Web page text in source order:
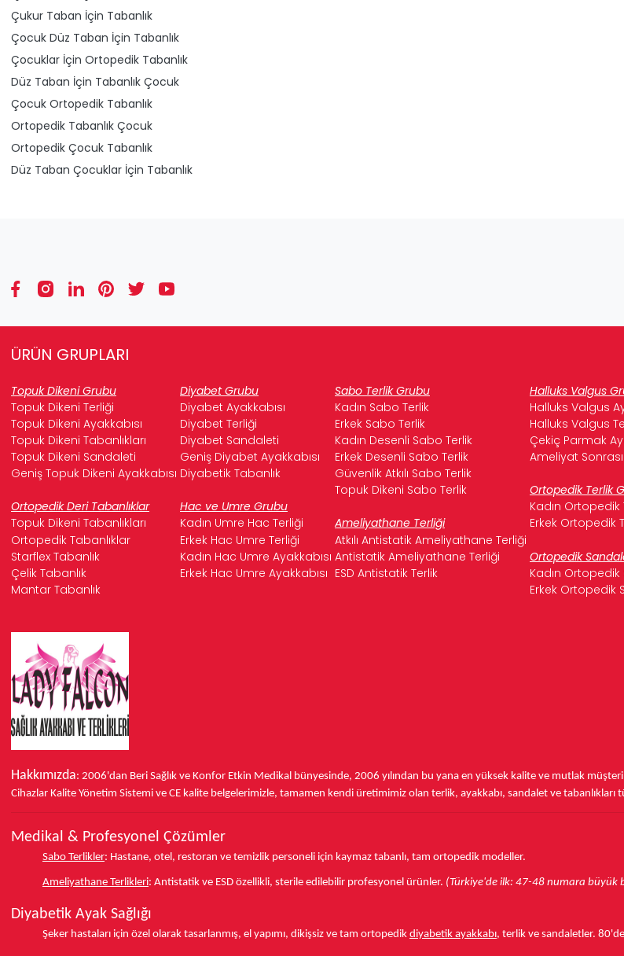
Çukur Taban İçin Tabanlık
Çocuk Düz Taban İçin Tabanlık
Çocuklar İçin Ortopedik Tabanlık
Düz Taban İçin Tabanlık Çocuk
Çocuk Ortopedik Tabanlık
Ortopedik Tabanlık Çocuk
Ortopedik Çocuk Tabanlık
Düz Taban Çocuklar İçin Tabanlık
ÜRÜN GRUPLARI
Topuk Dikeni Grubu Diyabet Grubu Sabo Terlik Grubu Halluks Valgus
Topuk Dikeni Terliği
Diyabet Ayakkabısı Kadın Sabo Terlik Halluks Valgus
Topuk Dikeni Ayakkabısı
Diyabet Terliği Erkek Sabo Terlik Halluks Valgus
Topuk Dikeni Tabanlıkları
Diyabet Sandaleti Kadın Desenli Sabo Terlik Çekiç Parmak
Topuk Dikeni Sandaleti
Geniş Diyabet Ayakkabısı Erkek Desenli Sabo Terlik Ameliyat Sonrası
Geniş Topuk Dikeni Ayakkabısı Diyabetik Tabanlık Güvenlik Atkılı Sabo Terlik
Topuk Dikeni Sabo Terlik
Ortopedik Terlik
Ortopedik Deri Tabanlıklar
Hac ve Umre Grubu Kadın Ortopedik
Topuk Dikeni Tabanlıkları
Kadın Umre Hac Terliği Ameliyathane Terliği Erkek Ortopedik
Ortopedik Tabanlıklar
Erkek Hac Umre Terliği Atkılı Antistatik Ameliyathane Terliği
Starflex Tabanlık
Kadın Hac Umre Ayakkabısı Antistatik Ameliyathane Terliği Ortopedik
Çelik Tabanlık
Erkek Hac Umre Ayakkabısı ESD Antistatik Terlik Kadın
Mantar Tabanlık
Erkek Ortopedik
Hakkımızda: 2006'dan Beri Sağlık ve Konfor Etkin Medikal bünyesinde, 2006 yılından bu yana en yüksek kalite ve mutlak
Cihazlar Kalite Yönetim Sistemi ve CE kalite belgelerimizle, tamamen kendi üretimimiz olan terlik, ayakkabı, sandalet ve tabanlıkları
Medikal & Profesyonel Çözümler
Sabo Terlikler: Hastane, otel, restoran ve temizlik personeli için kaymaz tabanlı, tam ortopedik modeller.
Ameliyathane Terlikleri: Antistatik ve ESD özellikli, sterile edilebilir profesyonel ürünler. (Türkiye'de ilk: 47-48 numara büyük
Diyabetik Ayak Sağlığı
Şeker hastaları için özel olarak tasarlanmış, el yapımı, dikişsiz ve tam ortopedik diyabetik ayakkabı, terlik ve sandaletler.